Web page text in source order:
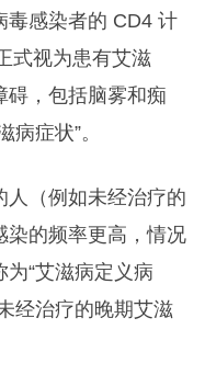
毒感染者的 CD4 计
式视为患有艾滋
碍，包括脑雾和痴
症状”。
人（例如未经治疗的
染的频率更高，情况
“艾滋病定义病
经治疗的晚期艾滋